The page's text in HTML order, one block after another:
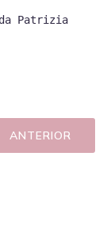
ANTERIOR